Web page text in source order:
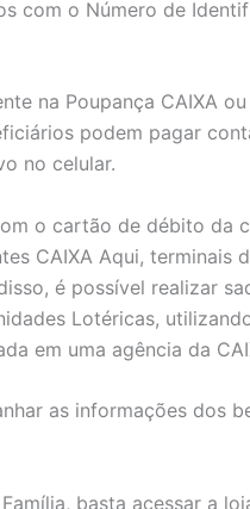
com o Número de
na Poupança CAIXA
podem pagar
no celular.
o cartão de débito da
CAIXA Aqui, terminais
é possível realizar
Lotéricas,
em uma agência da
as informações dos
basta acessar a